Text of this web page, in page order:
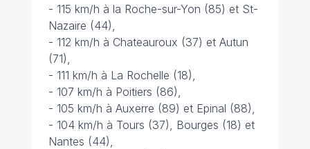
- 115 km/h à la Roche-sur-Yon (85) et St-
Nazaire (44),
- 112 km/h à Chateauroux (37) et Autun
(71),
- 111 km/h à La Rochelle (18),
- 107 km/h à Poitiers (86),
- 105 km/h à Auxerre (89) et Epinal (88),
- 104 km/h à Tours (37), Bourges (18) et
Nantes (44),